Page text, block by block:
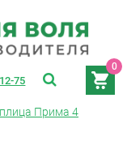
0
75
Прима 4